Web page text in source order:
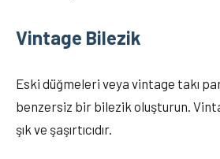
Vintage Bilezik
Eski düğmeleri veya vintage takı
benzersiz bir bilezik oluşturun.
şık ve şaşırtıcıdır.